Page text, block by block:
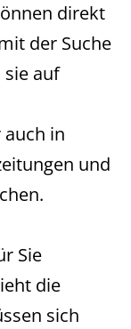
direkt
der Suche
auf
auch in
und
Sie
die
sich